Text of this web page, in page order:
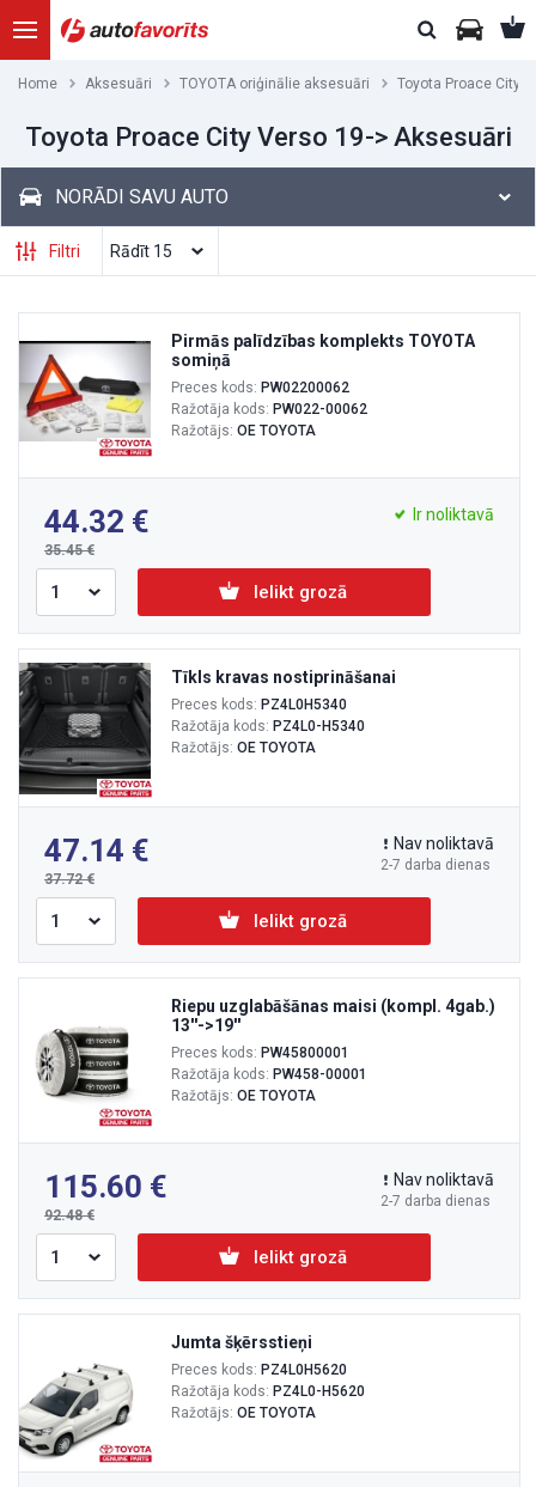
Home Aksesuāri TOYOTA oriģinālie aksesuāri Toyota Proace City
Toyota Proace City Verso 19-> Aksesuāri
NORĀDI SAVU AUTO
Filtri
Pirmās palīdzības komplekts TOYOTA
somiņā
Preces kods: PW02200062
Ražotāja kods: PW022-00062
Ražotājs: OE TOYOTA
44.32
35.45
Ir noliktavā
Ielikt grozā
Tīkls kravas nostiprināšanai
Preces kods: PZ4L0H5340
Ražotāja kods: PZ4L0-H5340
Ražotājs: OE TOYOTA
47.14
37.72
2-7 darba dienas
Nav noliktavā
Ielikt grozā
Riepu uzglabāšānas maisi (kompl. 4gab.)
13''->19''
Preces kods: PW45800001
Ražotāja kods: PW458-00001
Ražotājs: OE TOYOTA
115.60
92.48
2-7 darba dienas
Nav noliktavā
Ielikt grozā
Jumta šķērsstieņi
Preces kods: PZ4L0H5620
Ražotāja kods: PZ4L0-H5620
Ražotājs: OE TOYOTA